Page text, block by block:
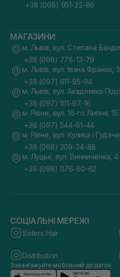
+38 (068) 951-22-86
МАГАЗИНИ
м. Львів, вул. Степана
+38 (098) 778-13-79
м. Львів, вул. Івана Франка,
+38 (097) 611-95-94
м. Львів, вул. Академіка
+38 (097) 101-97-16
м. Рівне, вул. 16-го Липня, 15
+38 (097) 544-61-44
м. Рівне, вул. Кулика і
+38 (068) 209-34-88
м. Луцьк, вул. Винниченка, 4
+38 (098) 076-60-62
СОЦІАЛЬНІ МЕРЕЖІ
Sisters Hair
Distribution
Завантажуйте мобільний додаток